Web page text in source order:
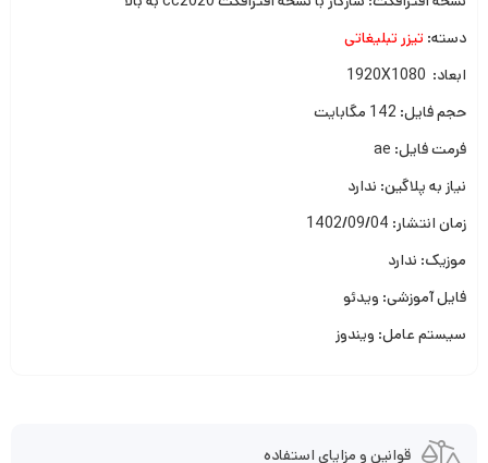
دسته: تیزر تبلیغاتی
ابعاد: 1920X1080
حجم فایل: 142 مگابایت
فرمت فایل: ae
نیاز به پلاگین: ندارد
زمان انتشار: 1402/09/04
موزیک: ندارد
فایل آموزشی: ویدئو
سیستم عامل: ویندوز
قوانین و مزایای استفاده